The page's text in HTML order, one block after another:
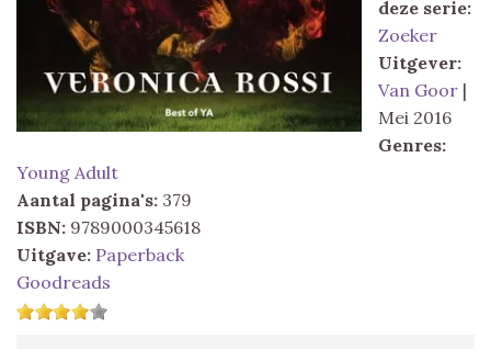
deze serie:
Zoeker
Uitgever:
Van Goor |
Mei 2016
Genres:
Young Adult
Aantal pagina's: 379
ISBN: 9789000345618
Uitgave: Paperback
Goodreads